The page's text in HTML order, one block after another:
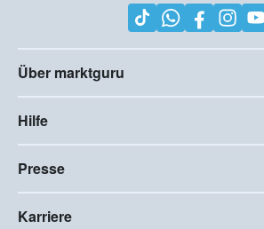
Über marktguru
Hilfe
Presse
Karriere